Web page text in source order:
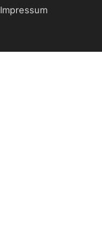
Impressum